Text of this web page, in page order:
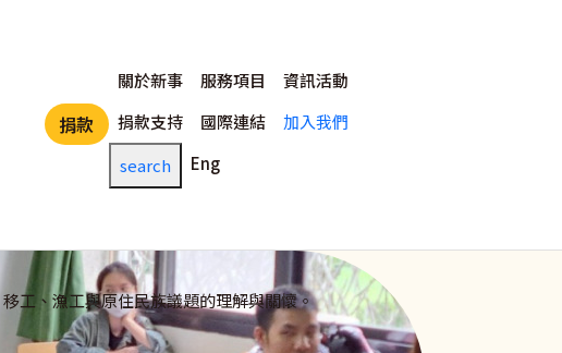
捐款
主選單
關於新事 服務項目
資訊活動
捐款支持
國際連結
加入我們
search
Eng
工、漁工與原住民族議題的理解與關懷。